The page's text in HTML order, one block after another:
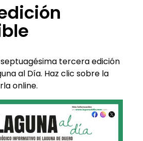
tercera edición
al Día. Haz clic sobre la
online.